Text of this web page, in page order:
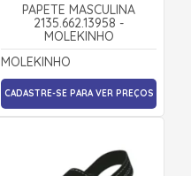
PAPETE MASCULINA
2135.662.13958 -
MOLEKINHO
MOLEKINHO
CADASTRE-SE PARA VER PREÇOS